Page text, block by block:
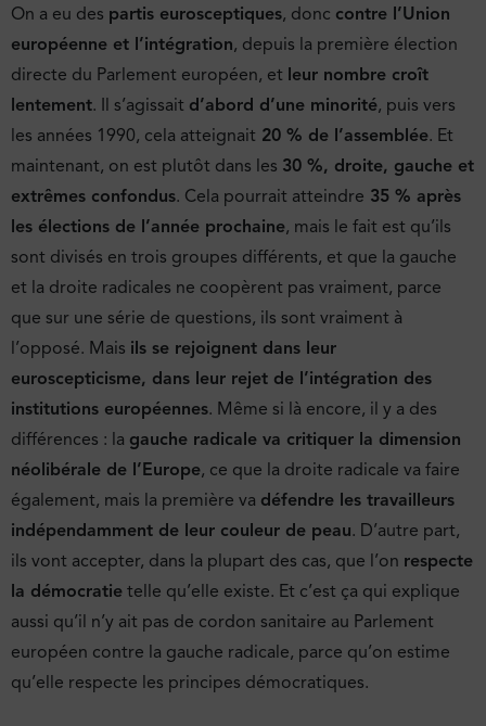
On a eu des partis eurosceptiques, donc contre l’Union
européenne et l’intégration, depuis la première élection
directe du Parlement européen, et leur nombre croît
lentement. Il s’agissait d’abord d’une minorité, puis vers
les années 1990, cela atteignait 20 % de l’assemblée. Et
maintenant, on est plutôt dans les 30 %, droite, gauche et
extrêmes confondus. Cela pourrait atteindre 35 % après
les élections de l’année prochaine, mais le fait est qu’ils
sont divisés en trois groupes différents, et que la gauche
et la droite radicales ne coopèrent pas vraiment, parce
que sur une série de questions, ils sont vraiment à
l’opposé. Mais ils se rejoignent dans leur
euroscepticisme, dans leur rejet de l’intégration des
institutions européennes. Même si là encore, il y a des
différences : la gauche radicale va critiquer la dimension
néolibérale de l’Europe, ce que la droite radicale va faire
également, mais la première va défendre les travailleurs
indépendamment de leur couleur de peau. D’autre part,
ils vont accepter, dans la plupart des cas, que l’on respecte
la démocratie telle qu’elle existe. Et c’est ça qui explique
aussi qu’il n’y ait pas de cordon sanitaire au Parlement
européen contre la gauche radicale, parce qu’on estime
qu’elle respecte les principes démocratiques.